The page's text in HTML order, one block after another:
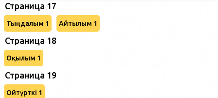
Страница 17
Тыңдалым 1 Айтылым 1
Страница 18
Оқылым 1
Страница 19
Ойтүрткі 1